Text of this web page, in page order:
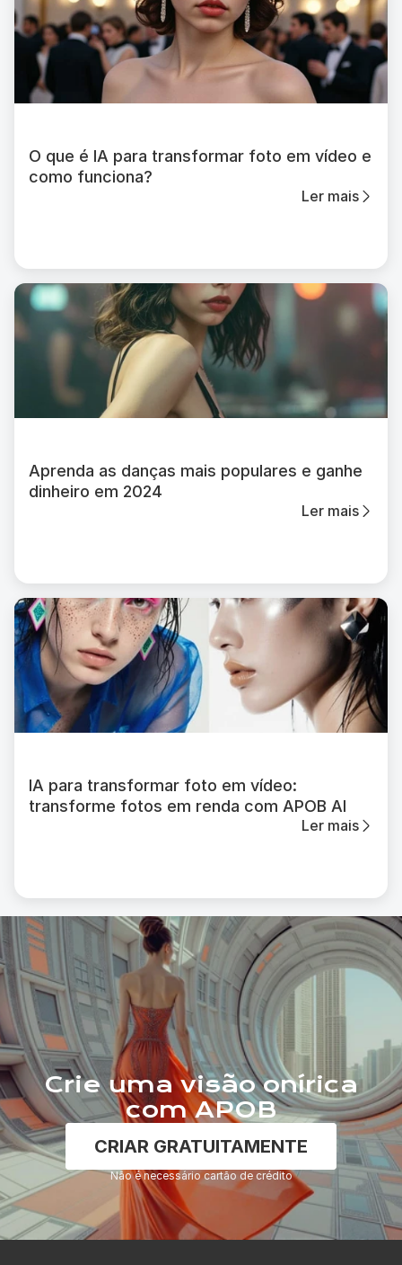
O que é IA para transformar foto em vídeo e
como funciona?
Ler mais
Aprenda as danças mais populares e ganhe
dinheiro em 2024
Ler mais
IA para transformar foto em vídeo:
transforme fotos em renda com APOB AI
Ler mais
Crie uma visão onírica
com APOB
CRIAR GRATUITAMENTE
Não é necessário cartão de crédito